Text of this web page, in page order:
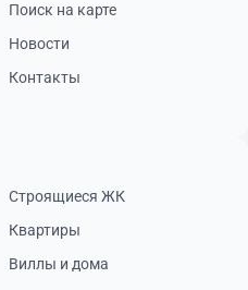
Поиск на карте
Новости
Контакты
Строящиеся ЖК
Квартиры
Виллы и дома